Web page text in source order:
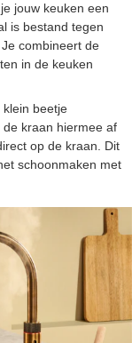
jouw keuken een
is bestand tegen
combineert de
in de keuken
beetje
kraan hiermee af
op de kraan. Dit
schoonmaken met